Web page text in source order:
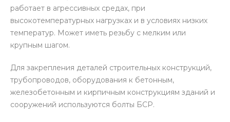
работает в агрессивных средах, при
высокотемпературных нагрузках и в условиях низких
температур. Может иметь резьбу с мелким или
крупным шагом.
Для закрепления деталей строительных конструкций,
трубопроводов, оборудования к бетонным,
железобетонным и кирпичным конструкциям зданий и
сооружений используются болты БСР.